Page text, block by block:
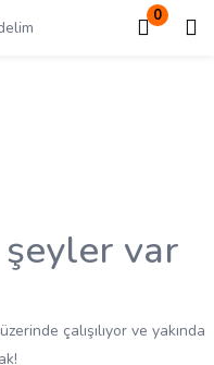
0
Kayıt ol
var
çalışılıyor ve yakında